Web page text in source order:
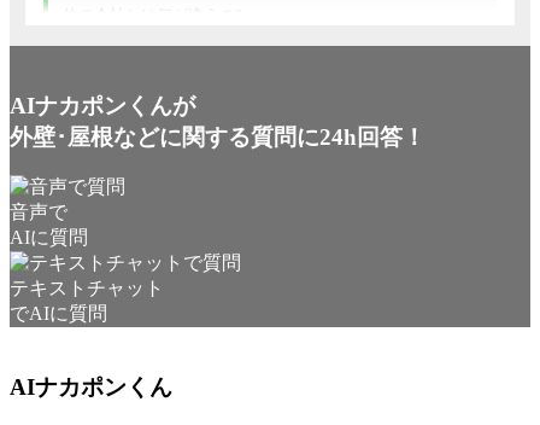
他の会社とは何が違うの?
AIナカポンくんが
外壁･屋根などに関する質問に24h回答！
音声で
AIに質問
テキストチャット
でAIに質問
AIナカポンくん